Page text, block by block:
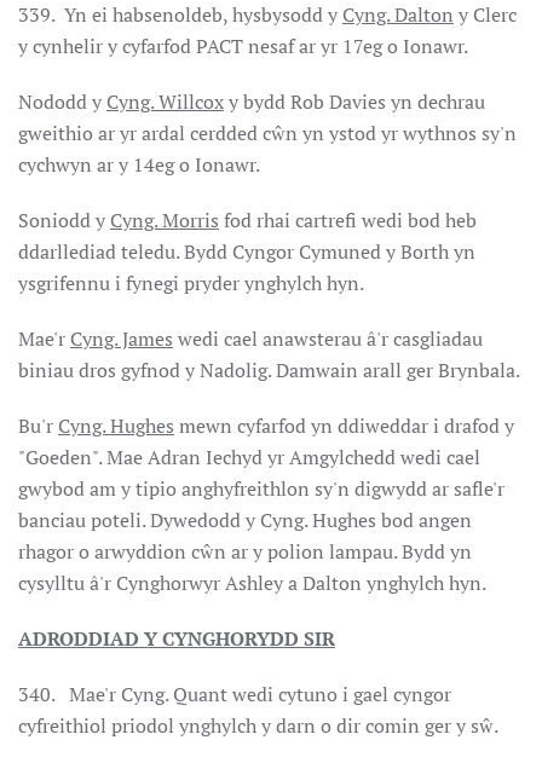
339. Yn ei habsenoldeb, hysbysodd y Cyng. Dalton y Clerc
y cynhelir y cyfarfod PACT nesaf ar yr 17eg o Ionawr.
Nododd y Cyng. Willcoxy bydd Rob Davies yn dechrau
gweithio ar yr ardal cerdded cŵn yn ystod yr wythnos sy'n
cychwyn ar y 14eg o Ionawr.
Soniodd y Cyng. Morris fod rhai cartrefi wedi bod heb
ddarllediad teledu. Bydd Cyngor Cymuned y Borth yn
ysgrifennu i fynegi pryder ynghylch hyn.
Mae'r Cyng. James wedi cael anawsterau â'r casgliadau
biniau dros gyfnod y Nadolig. Damwain arall ger Brynbala.
Bu'r Cyng. Hughes mewn cyfarfod yn ddiweddar i drafod y
"Goeden". Mae Adran Iechyd yr Amgylchedd wedi cael
gwybod am y tipio anghyfreithlon sy'n digwydd ar safle'r
banciau poteli. Dywedodd y Cyng. Hughes bod angen
rhagor o arwyddion cŵn ar y polion lampau. Bydd yn
cysylltu â'r Cynghorwyr Ashley a Dalton ynghylch hyn.
ADRODDIAD Y CYNGHORYDD SIR
340. Mae'r Cyng. Quant wedi cytuno i gael cyngor
cyfreithiol priodol ynghylch y darn o dir comin ger y sŵ.